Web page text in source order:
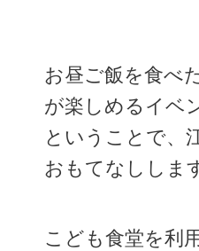
お昼ご飯を食べ
が楽しめるイベ
ということで、
おもてなししま
こども食堂を利